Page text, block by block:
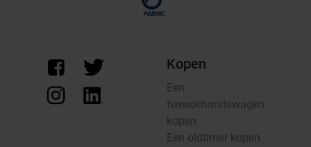
Kopen
Een
tweedehandswagen
kopen
Een oldtimer kopen